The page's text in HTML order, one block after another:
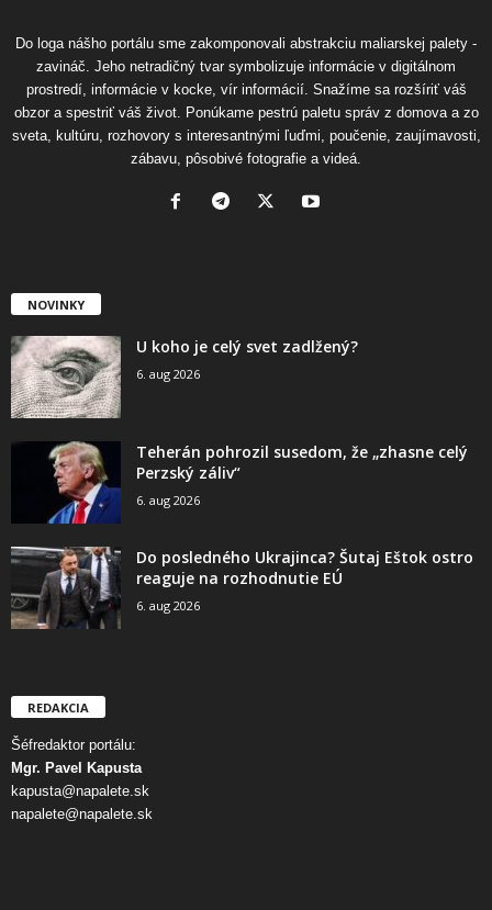
Do loga nášho portálu sme zakomponovali abstrakciu maliarskej palety -
zavináč. Jeho netradičný tvar symbolizuje informácie v digitálnom
prostredí, informácie v kocke, vír informácií. Snažíme sa rozšíriť váš
obzor a spestriť váš život. Ponúkame pestrú paletu správ z domova a zo
sveta, kultúru, rozhovory s interesantnými ľuďmi, poučenie, zaujímavosti,
zábavu, pôsobivé fotografie a videá.
NOVINKY
U koho je celý svet zadlžený?
6. aug 2026
Teherán pohrozil susedom, že „zhasne celý
Perzský záliv“
6. aug 2026
Do posledného Ukrajinca? Šutaj Eštok ostro
reaguje na rozhodnutie EÚ
6. aug 2026
REDAKCIA
Šéfredaktor portálu:
Mgr. Pavel Kapusta
kapusta@napalete.sk
napalete@napalete.sk